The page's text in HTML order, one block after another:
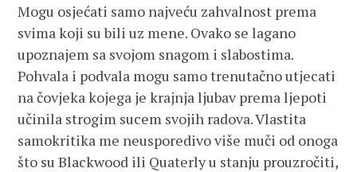
Mogu osjećati samo najveću zahvalnost prema
svima koji su bili uz mene. Ovako se lagano
upoznajem sa svojom snagom i slabostima.
Pohvala i podvala mogu samo trenutačno utjecati
na čovjeka kojega je krajnja ljubav prema ljepoti
učinila strogim sucem svojih radova. Vlastita
samokritika me neusporedivo više muči od onoga
što su Blackwood ili Quaterly u stanju prouzročiti,